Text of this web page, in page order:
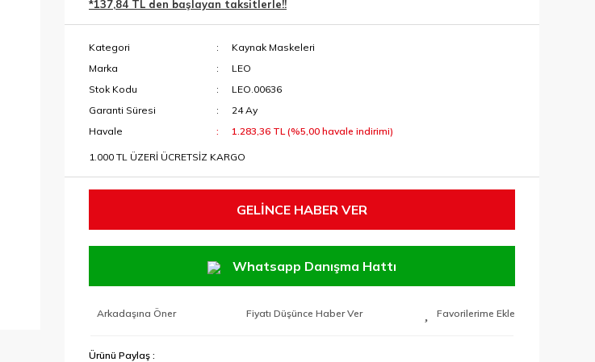
*137,84 TL den başlayan taksitlerle!!
Kategori
Kaynak Maskeleri
Marka
LEO
Stok Kodu
LEO.00636
Garanti Süresi
24 Ay
Havale
1.283,36 TL (%5,00 havale indirimi)
1.000 TL ÜZERİ ÜCRETSİZ KARGO
GELİNCE HABER VER
Whatsapp Danışma Hattı
Arkadaşına Öner Fiyatı Düşünce Haber Ver
Ürünü Paylaş :